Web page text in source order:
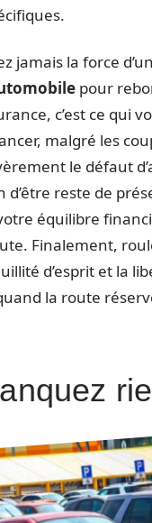
jamais la force d’un
pour
c’est ce qui
malgré les
le défaut
d’être reste de
équilibre
Finalement,
d’esprit et la
la route